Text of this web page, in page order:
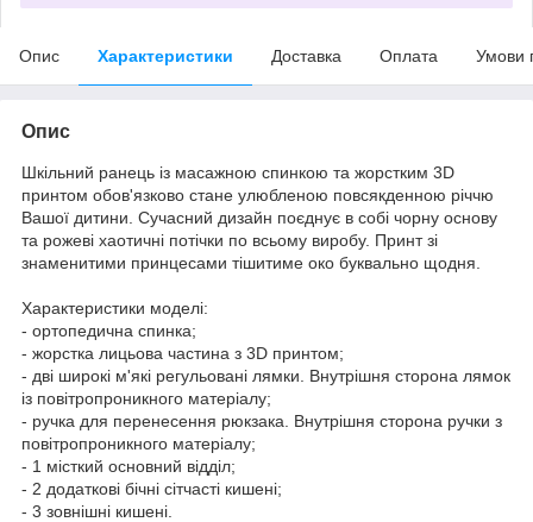
Опис Характеристики Доставка Оплата Умови
Опис
Шкільний ранець із масажною спинкою та жорстким 3D
принтом обов'язково стане улюбленою повсякденною річчю
Вашої дитини. Сучасний дизайн поєднує в собі чорну основу
та рожеві хаотичні потічки по всьому виробу. Принт зі
знаменитими принцесами тішитиме око буквально щодня.
Характеристики моделі:
- ортопедична спинка;
- жорстка лицьова частина з 3D принтом;
- дві широкі м'які регульовані лямки. Внутрішня сторона лямок
із повітропроникного матеріалу;
- ручка для перенесення рюкзака. Внутрішня сторона ручки з
повітропроникного матеріалу;
- 1 місткий основний відділ;
- 2 додаткові бічні сітчасті кишені;
- 3 зовнішні кишені.